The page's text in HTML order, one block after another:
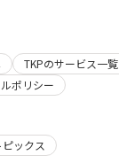
TKPのサービス一覧
ポリシー
ピックス